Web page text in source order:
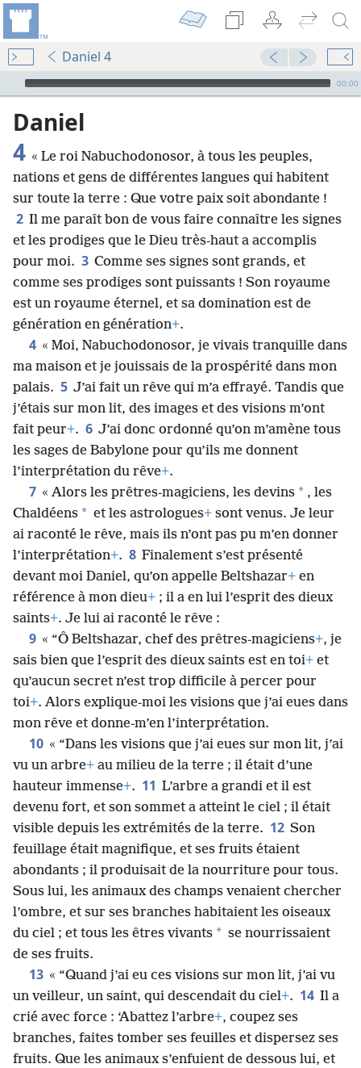
Daniel 4
Audio Player
00:00
Daniel
4 « Le roi Nabuchodonosor, à tous les peuples,
nations et gens de différentes langues qui habitent
sur toute la terre : Que votre paix soit abondante !
2 Il me paraît bon de vous faire connaître les signes
et les prodiges que le Dieu très-haut a accomplis
pour moi. 3 Comme ses signes sont grands, et
comme ses prodiges sont puissants ! Son royaume
est un royaume éternel, et sa domination est de
génération en génération+.
4 « Moi, Nabuchodonosor, je vivais tranquille dans
ma maison et je jouissais de la prospérité dans mon
palais. 5 J’ai fait un rêve qui m’a effrayé. Tandis que
j’étais sur mon lit, des images et des visions m’ont
fait peur+. 6 J’ai donc ordonné qu’on m’amène tous
les sages de Babylone pour qu’ils me donnent
l’interprétation du rêve+.
7 « Alors les prêtres-magiciens, les devins * , les
Chaldéens * et les astrologues+ sont venus. Je leur
ai raconté le rêve, mais ils n’ont pas pu m’en donner
l’interprétation+. 8 Finalement s’est présenté
devant moi Daniel, qu’on appelle Beltshazar+ en
référence à mon dieu+ ; il a en lui l’esprit des dieux
saints+. Je lui ai raconté le rêve :
9 « “Ô Beltshazar, chef des prêtres-magiciens+, je
sais bien que l’esprit des dieux saints est en toi+ et
qu’aucun secret n’est trop difficile à percer pour
toi+. Alors explique-moi les visions que j’ai eues dans
mon rêve et donne-m’en l’interprétation.
10 « “Dans les visions que j’ai eues sur mon lit, j’ai
vu un arbre+ au milieu de la terre ; il était d’une
hauteur immense+. 11 L’arbre a grandi et il est
devenu fort, et son sommet a atteint le ciel ; il était
visible depuis les extrémités de la terre. 12 Son
feuillage était magnifique, et ses fruits étaient
abondants ; il produisait de la nourriture pour tous.
Sous lui, les animaux des champs venaient chercher
l’ombre, et sur ses branches habitaient les oiseaux
du ciel ; et tous les êtres vivants * se nourrissaient
de ses fruits.
13 « “Quand j’ai eu ces visions sur mon lit, j’ai vu
un veilleur, un saint, qui descendait du ciel+. 14 Il a
crié avec force : ‘Abattez l’arbre+, coupez ses
branches, faites tomber ses feuilles et dispersez ses
fruits. Que les animaux s’enfuient de dessous lui, et